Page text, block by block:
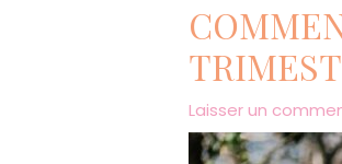
Laisser un